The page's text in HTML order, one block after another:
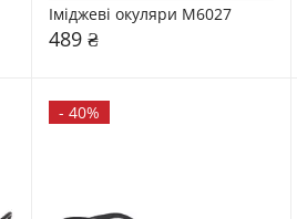
Іміджеві окуляри М6027
489 ₴
-40%